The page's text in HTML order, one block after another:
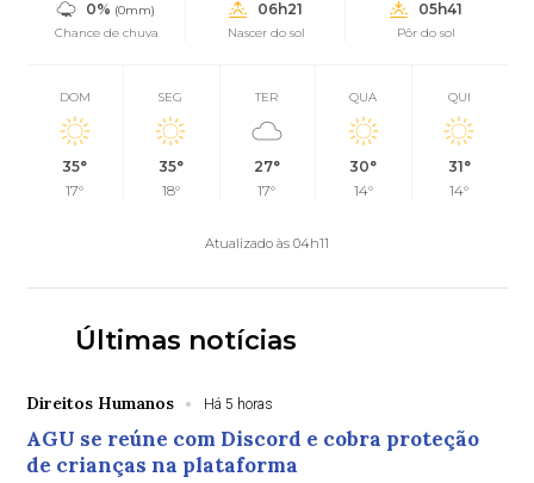
0% (0mm)
Chance de chuva
06h21
Nascer do sol
05h41
Pôr do sol
DOM
35°
17°
SEG
35°
18°
TER
27°
17°
QUA
30°
14°
QUI
31°
14°
Atualizado às 04h11
Últimas notícias
Direitos Humanos Há 5 horas
AGU se reúne com Discord e cobra proteção
de crianças na plataforma